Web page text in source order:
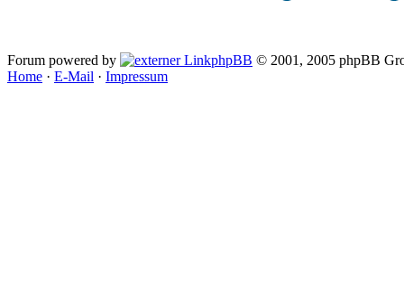
Forum powered by phpBB © 2001, 2005 phpBB
Home · E-Mail · Impressum